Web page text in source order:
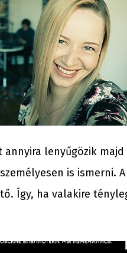
lenyűgözik
is ismerni.
Így, ha valakire